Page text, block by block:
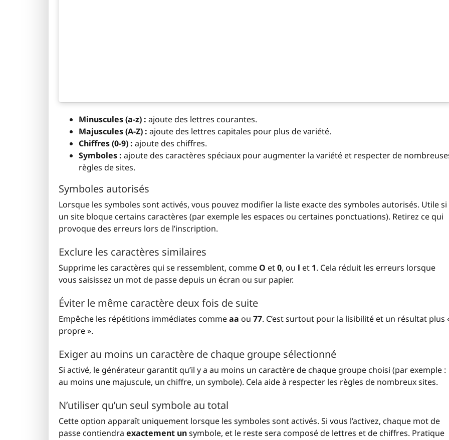
Minuscules (a-z) : ajoute des lettres courantes.
Majuscules (A-Z) : ajoute des lettres capitales pour plus de variété.
Chiffres (0-9) : ajoute des chiffres.
Symboles : ajoute des caractères spéciaux pour augmenter la variété et respecter de
règles de sites.
Symboles autorisés
Lorsque les symboles sont activés, vous pouvez modifier la liste exacte des symboles autorisés. Utile si
un site bloque certains caractères (par exemple les espaces ou certaines ponctuations). Retirez ce qui
provoque des erreurs lors de l’inscription.
Exclure les caractères similaires
Supprime les caractères qui se ressemblent, commeO et0, ou l et 1. Cela réduit les erreurs lorsque
vous saisissez un mot de passe depuis un écran ou sur papier.
Éviter le même caractère deux fois de suite
Empêche les répétitions immédiates commeaa ou 77. C’est surtout pour la lisibilité et un résultat plus
propre ».
Exiger au moins un caractère de chaque groupe sélectionné
Si activé, le générateur garantit qu’il y a au moins un caractère de chaque groupe choisi (par exemple :
au moins une majuscule, un chiffre, un symbole). Cela aide à respecter les règles de nombreux sites.
N’utiliser qu’un seul symbole au total
Cette option apparaît uniquement lorsque les symboles sont activés. Si vous l’activez, chaque mot de
passe contiendra exactement unsymbole, et le reste sera composé de lettres et de chiffres. Pratique